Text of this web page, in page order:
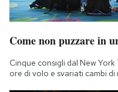
Come non puzzare in
Cinque consigli dal New
ore di volo e svariati cambi di